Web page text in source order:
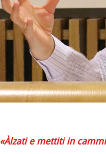
«Àlzati e mettiti in